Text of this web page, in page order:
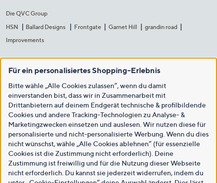
Die QVC Group
HSN
Ballard Designs Frontgate Garnet Hill
grandin road
Improvements
Für ein personalisiertes Shopping-Erlebnis
Bitte wähle „Alle Cookies zulassen“, wenn du damit
einverstanden bist, dass wir in Zusammenarbeit mit
Drittanbietern auf deinem Endgerät technische & profilbildende
Cookies und andere Tracking-Technologien zu Analyse- &
Marketingzwecken einsetzen und auslesen. Wir nutzen diese für
personalisierte und nicht-personalisierte Werbung. Wenn du dies
nicht wünschst, wähle „Alle Cookies ablehnen“ (für essenzielle
Cookies ist die Zustimmung nicht erforderlich). Deine
Zustimmung ist freiwillig und für die Nutzung dieser Webseite
nicht erforderlich. Du kannst sie jederzeit widerrufen, indem du